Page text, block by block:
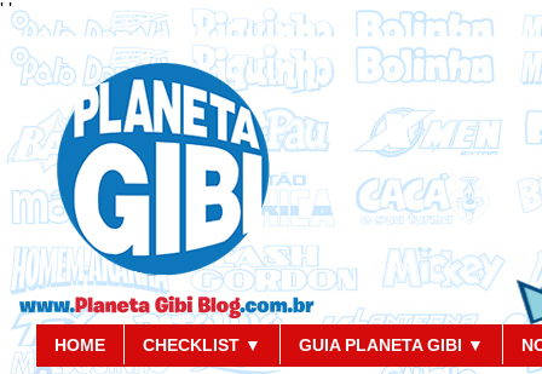
' '
HOME CHECKLIST ▼ GUIA PLANETA GIBI ▼